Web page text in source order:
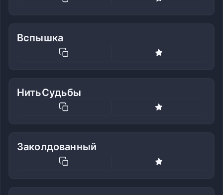
Вспышка
НитьСудьбы
Заколдованный